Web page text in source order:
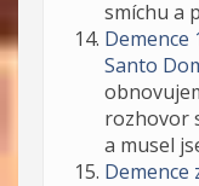
smíchu a
Demence
Santo
rozhovor
a musel
Demence